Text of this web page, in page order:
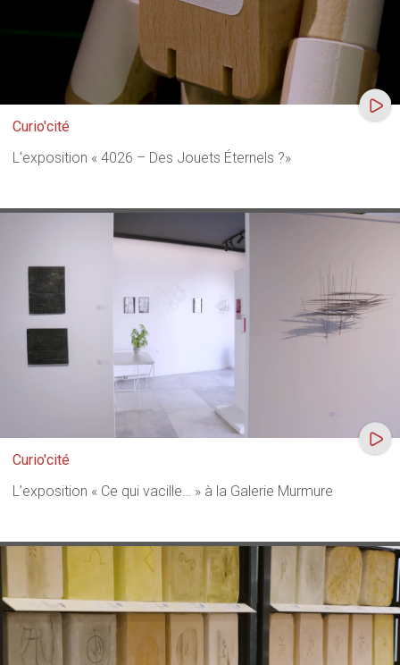
Curio'cité
L’exposition « 4026 – Des Jouets Éternels ?»
Curio'cité
L’exposition « Ce qui vacille… » à la Galerie Murmure